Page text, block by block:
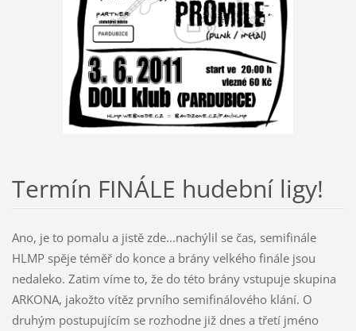
Termín FINÁLE hudební ligy!
Ano, je to pomalu a jistě zde...nachýlil se čas, semifinále
HLMP spěje téměř do konce a brány velkého finále jsou
nedaleko. Zatim víme to, že do této brány vstupuje skupina
ARKONA, jakožto vítěz prvního semifinálového klání. O
druhým postupujícím se rozhodne již dnes a třetí jméno